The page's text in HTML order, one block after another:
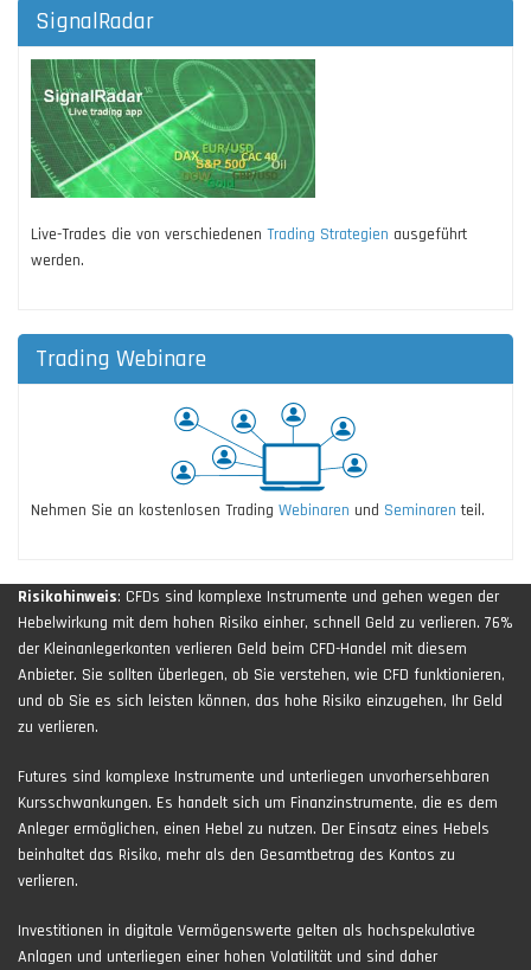
SignalRadar
Live-Trades die von verschiedenen Trading Strategien ausgeführt
werden.
Trading Webinare
Nehmen Sie an kostenlosen Trading Webinaren und Seminaren teil.
Risikohinweis: CFDs sind komplexe Instrumente und gehen wegen der
Hebelwirkung mit dem hohen Risiko einher, schnell Geld zu verlieren. 76%
der Kleinanlegerkonten verlieren Geld beim CFD-Handel mit diesem
Anbieter. Sie sollten überlegen, ob Sie verstehen, wie CFD funktionieren,
und ob Sie es sich leisten können, das hohe Risiko einzugehen, Ihr Geld
zu verlieren.
Futures sind komplexe Instrumente und unterliegen unvorhersehbaren
Kursschwankungen. Es handelt sich um Finanzinstrumente, die es dem
Anleger ermöglichen, einen Hebel zu nutzen. Der Einsatz eines Hebels
beinhaltet das Risiko, mehr als den Gesamtbetrag des Kontos zu
verlieren.
Investitionen in digitale Vermögenswerte gelten als hochspekulative
Anlagen und unterliegen einer hohen Volatilität und sind daher